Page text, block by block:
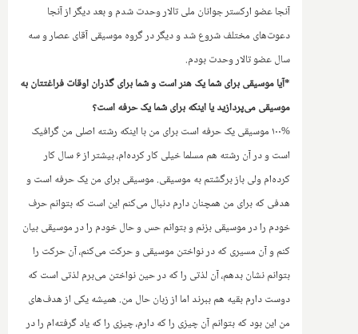
آنجا عضو ارکستر جوانان ملی تالار وحدت شدم و بعد دیگر از آنجا
دعوت‌های مختلف شروع شد و دیگر در گروه موسیقی آقای عصار و سه
سال عضو تالار وحدت بودم.
*آیا موسیقی برای شما یک هنر است و شما برای گذران اوقات فراغتتان به
موسیقی می‌پردازید یا اینکه برای شما یک حرفه است؟
۱۰۰% موسیقی یک حرفه است برای من با اینکه رشته اصلی من گرافیک
است و در آن رشته هم مسلما خیلی کار کرده‌ام، بیشتر از ۶ سال کار
کرده‌ام ولی باز برگشتم به موسیقی. موسیقی برای من یک حرفه است و
هدفی که برای من همچنان دارم دنبال می‌کنم این است که بتوانم حرف
خودم را در موسیقی بزنم و بتوانم حس و حال خودم را در موسیقی بیان
کنم و آن مسیری که در نواختن موسیقی و حرکت می‌کنم، آن حرکت را
بتوانم نشان بدهم، آن لذتی را که در حین نواختن می‌برم لذتی است که
دوست دارم بقیه هم ببرند اما از زبان حال من. همیشه یکی از هدف‌های
من این بود که بتوانم آن چیزی را که دارم، چیزی را که یاد گرفته‌ام را در